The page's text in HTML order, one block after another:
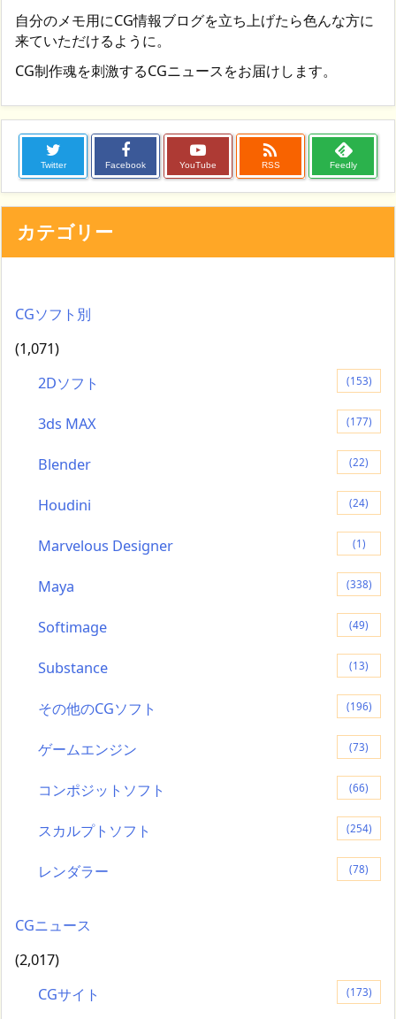
自分のメモ用にCG情報ブログを立ち上げたら色んな方に
来ていただけるように。
CG制作魂を刺激するCGニュースをお届けします。
Twitter Facebook YouTube

RSS Feedly
カテゴリー
CGソフト別
(1,071)
2Dソフト
(153)
3ds MAX (177)
Blender (22)
Houdini (24)
Marvelous Designer (1)
Maya (338)
Softimage (49)
Substance (13)
その他のCGソフト (196)
ゲームエンジン (73)
コンポジットソフト (66)
スカルプトソフト (254)
レンダラー (78)
CGニュース
(2,017)
CGサイト
(173)